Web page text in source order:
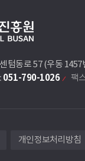
텀동로 57 (우동 1457
051-790-1026 팩
개인정보처리방침